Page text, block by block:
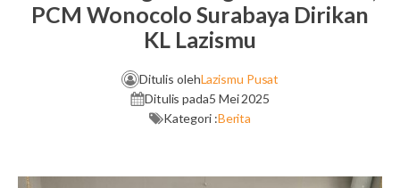
PCM Wonocolo Surabaya Dirikan
KL Lazismu
Ditulis olehLazismu Pusat
Ditulis pada5 Mei 2025
Kategori :Berita